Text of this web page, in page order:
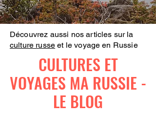
Découvrez aussi nos articles sur la
culture russe et le voyage en Russie
CULTURES ET
VOYAGES MA RUSSIE -
LE BLOG